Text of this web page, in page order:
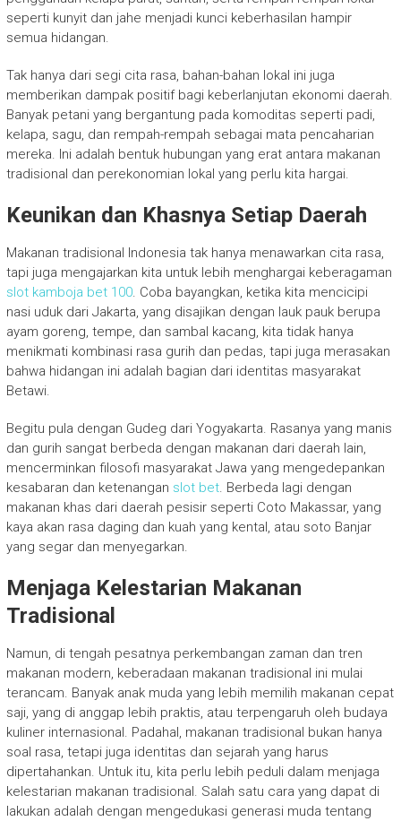
seperti kunyit dan jahe menjadi kunci keberhasilan hampir
semua hidangan.
Tak hanya dari segi cita rasa, bahan-bahan lokal ini juga
memberikan dampak positif bagi keberlanjutan ekonomi daerah.
Banyak petani yang bergantung pada komoditas seperti padi,
kelapa, sagu, dan rempah-rempah sebagai mata pencaharian
mereka. Ini adalah bentuk hubungan yang erat antara makanan
tradisional dan perekonomian lokal yang perlu kita hargai.
Keunikan dan Khasnya Setiap Daerah
Makanan tradisional Indonesia tak hanya menawarkan cita rasa,
tapi juga mengajarkan kita untuk lebih menghargai keberagaman
slot kamboja bet 100. Coba bayangkan, ketika kita mencicipi
nasi uduk dari Jakarta, yang disajikan dengan lauk pauk berupa
ayam goreng, tempe, dan sambal kacang, kita tidak hanya
menikmati kombinasi rasa gurih dan pedas, tapi juga merasakan
bahwa hidangan ini adalah bagian dari identitas masyarakat
Betawi.
Begitu pula dengan Gudeg dari Yogyakarta. Rasanya yang manis
dan gurih sangat berbeda dengan makanan dari daerah lain,
mencerminkan filosofi masyarakat Jawa yang mengedepankan
kesabaran dan ketenangan slot bet. Berbeda lagi dengan
makanan khas dari daerah pesisir seperti Coto Makassar, yang
kaya akan rasa daging dan kuah yang kental, atau soto Banjar
yang segar dan menyegarkan.
Menjaga Kelestarian Makanan
Tradisional
Namun, di tengah pesatnya perkembangan zaman dan tren
makanan modern, keberadaan makanan tradisional ini mulai
terancam. Banyak anak muda yang lebih memilih makanan cepat
saji, yang di anggap lebih praktis, atau terpengaruh oleh budaya
kuliner internasional. Padahal, makanan tradisional bukan hanya
soal rasa, tetapi juga identitas dan sejarah yang harus
dipertahankan. Untuk itu, kita perlu lebih peduli dalam menjaga
kelestarian makanan tradisional. Salah satu cara yang dapat di
lakukan adalah dengan mengedukasi generasi muda tentang